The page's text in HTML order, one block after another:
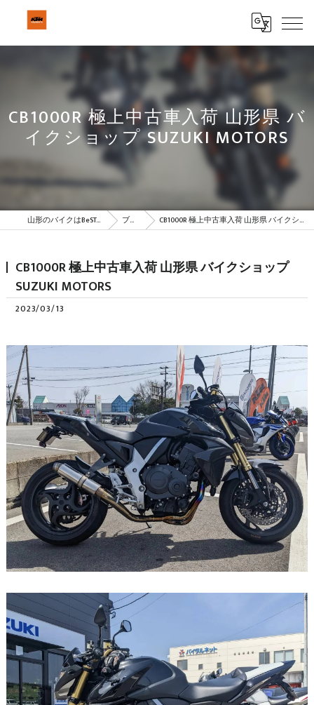
CB1000R 極上中古車入荷 山形県 バ
イクショップ SUZUKI MOTORS
山形のバイクはBeSTAR株式会社 ブログ CB1000R 極上中古車入荷 山形県 バイクショップ SUZUKI MOTORS
CB1000R 極上中古車入荷 山形県 バイクショップ
SUZUKI MOTORS
2023/03/13